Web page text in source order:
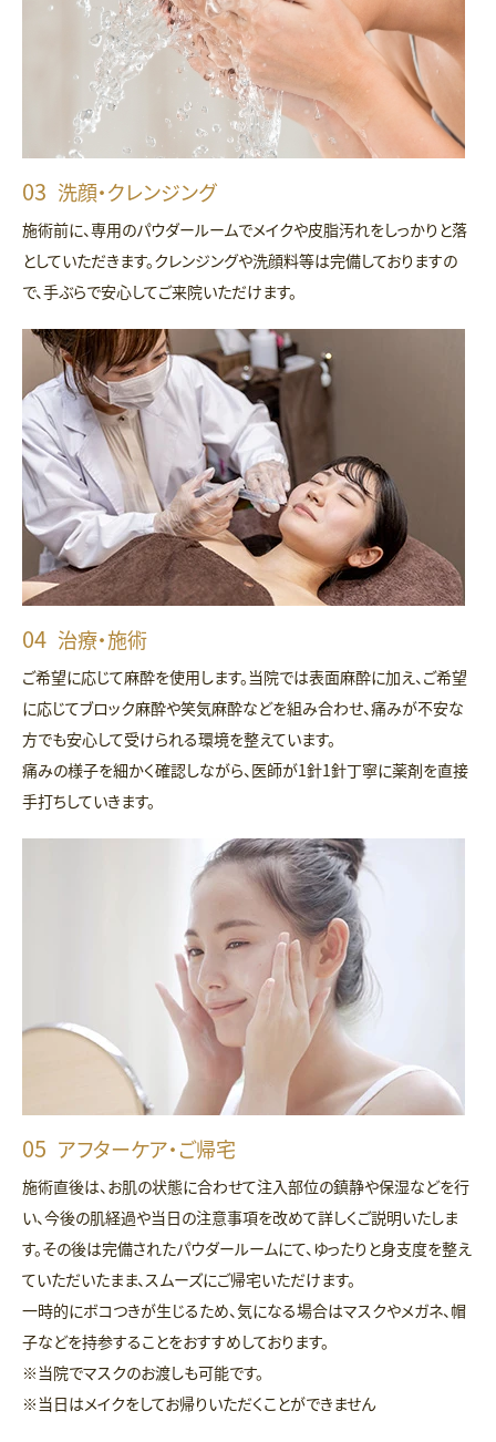
洗顔・クレンジング
施術前に、専用のパウダールームでメイクや皮脂汚れをしっかりと落
としていただきます。クレンジングや洗顔料等は完備しておりますの
で、手ぶらで安心してご来院いただけます。
治療・施術
ご希望に応じて麻酔を使用します。当院では表面麻酔に加え、ご希望
に応じてブロック麻酔や笑気麻酔などを組み合わせ、痛みが不安な
方でも安心して受けられる環境を整えています。
痛みの様子を細かく確認しながら、医師が1針1針丁寧に薬剤を直接
手打ちしていきます。
アフターケア・ご帰宅
施術直後は、お肌の状態に合わせて注入部位の鎮静や保湿などを行
い、今後の肌経過や当日の注意事項を改めて詳しくご説明いたしま
す。その後は完備されたパウダールームにて、ゆったりと身支度を整え
ていただいたまま、スムーズにご帰宅いただけます。
一時的にボコつきが生じるため、気になる場合はマスクやメガネ、帽
子などを持参することをおすすめしております。
※当院でマスクのお渡しも可能です。
※当日はメイクをしてお帰りいただくことができません